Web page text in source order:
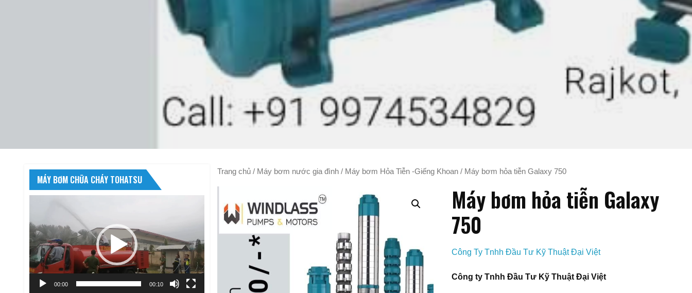
Trang chủ / Máy bơm nước gia đình / Máy bơm Hỏa Tiễn -Giếng Khoan / Máy bơm hỏa tiễn Galaxy 750
Máy bơm hỏa tiễn Galaxy
750
Công Ty Tnhh Đầu Tư Kỹ Thuật Đại Việt
Công ty Tnhh Đầu Tư Kỹ Thuật Đại Việt
MÁY BƠM CHỮA CHÁY TOHATSU
Video
00:00 00:10